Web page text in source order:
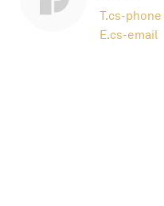
T.cs-phone
E.cs-email